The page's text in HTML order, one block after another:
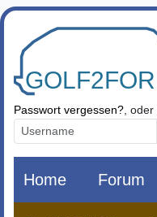
Zum Inhalt springen
Passwort vergessen? , oder
Home Forum